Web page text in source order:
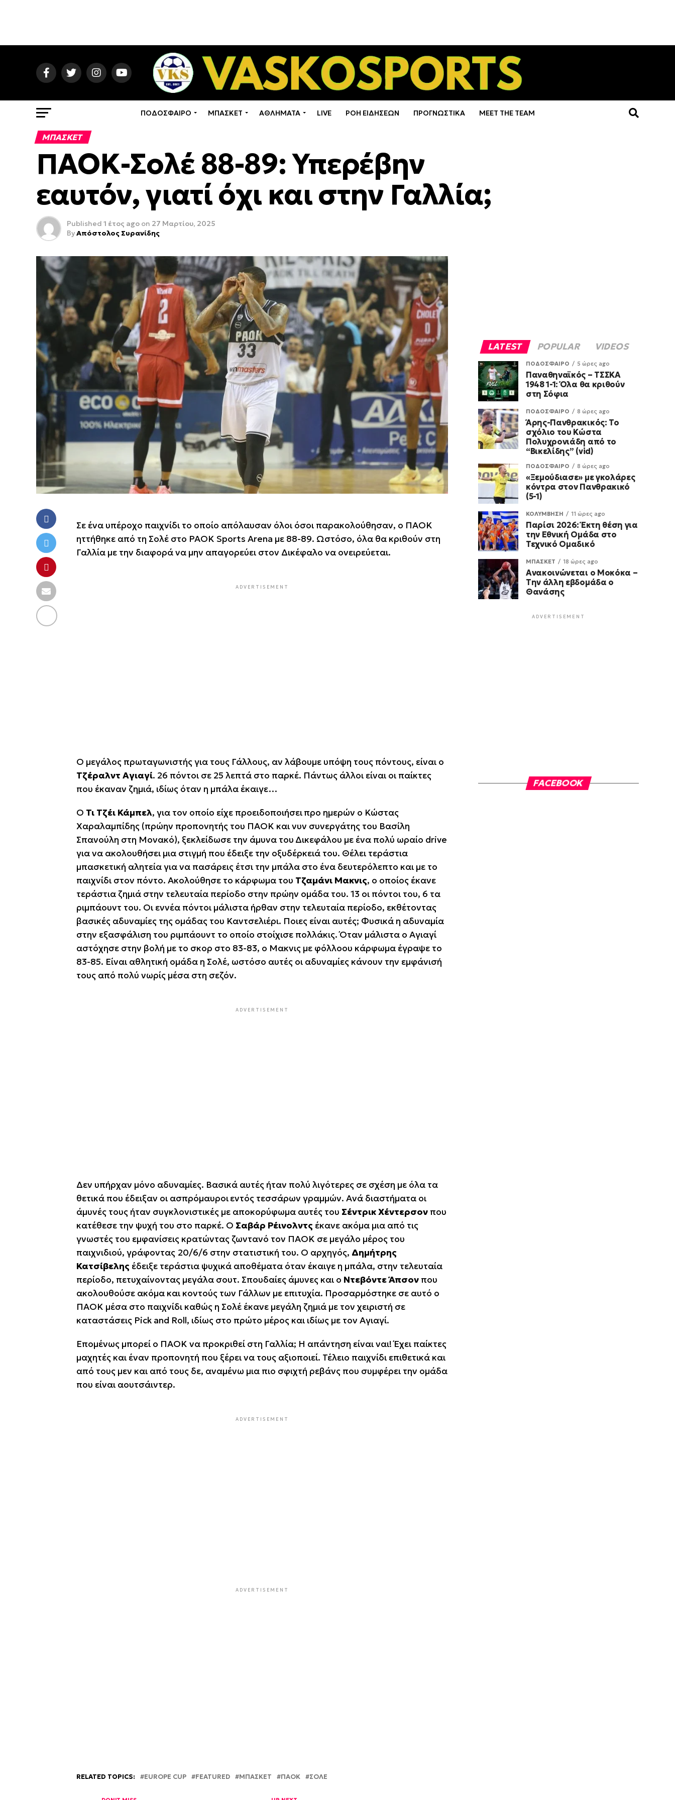
ΠΟΔΟΣΦΑΙΡΟ ΜΠΑΣΚΕΤ ΑΘΛΗΜΑΤΑ LIVE ΡΟΗ ΕΙΔΗΣΕΩΝ ΠΡΟΓΝΩΣΤΙΚΑ MEET THE TEAM
ΜΠΑΣΚΕΤ
ΠΑΟΚ-Σολέ 88-89: Υπερέβην
εαυτόν, γιατί όχι και στην Γαλλία;
Published 1 έτος ago on 27 Μαρτίου, 2025
ByΑπόστολος Συρανίδης
Σε ένα υπέροχο παιχνίδι το οποίο απόλαυσαν όλοι όσοι παρακολούθησαν, ο ΠΑΟΚ
ηττήθηκε από τη Σολέ στο PAOK Sports Arena με 88-89. Ωστόσο, όλα θα κριθούν στη
Γαλλία με την διαφορά να μην απαγορεύει στον Δικέφαλο να ονειρεύεται.
ADVERTISEMENT
Ο μεγάλος πρωταγωνιστής για τους Γάλλους, αν λάβουμε υπόψη τους πόντους, είναι ο
Τζέραλντ Αγιαγί. 26 πόντοι σε 25 λεπτά στο παρκέ. Πάντως άλλοι είναι οι παίκτες
που έκαναν ζημιά, ιδίως όταν η μπάλα έκαιγε…
Ο Τι Τζέι Κάμπελ, για τον οποίο είχε ΄΄προειδοποιήσει΄΄ προ ημερών ο Κώστας
Χαραλαμπίδης (πρώην προπονητής του ΠΑΟΚ και νυν συνεργάτης του Βασίλη
Σπανούλη στη Μονακό), ξεκλείδωσε την άμυνα του ΄΄Δικεφάλου΄΄ με ένα πολύ ωραίο drive
για να ακολουθήσει μια στιγμή που έδειξε την οξυδέρκειά του. Θέλει τεράστια
μπασκετική αλητεία για να πασάρεις έτσι την μπάλα στο ένα δευτερόλεπτο και με το
παιχνίδι στον πόντο. Ακολούθησε το κάρφωμα του Τζαμάνι Μακνις, ο οποίος έκανε
τεράστια ζημιά στην τελευταία περίοδο στην πρώην ομάδα του. 13 οι πόντοι του, 6 τα
ριμπάουντ του. Οι εννέα πόντοι μάλιστα ήρθαν στην τελευταία περίοδο, εκθέτοντας
βασικές αδυναμίες της ομάδας του Καντσελιέρι. Ποιες είναι αυτές; Φυσικά η αδυναμία
στην εξασφάλιση του ριμπάουντ το οποίο στοίχισε πολλάκις. Όταν μάλιστα ο Αγιαγί
αστόχησε στην βολή με το σκορ στο 83-83, ο Μακνις με φόλλοου κάρφωμα έγραψε το
83-85. Είναι αθλητική ομάδα η Σολέ, ωστόσο αυτές οι αδυναμίες κάνουν την εμφάνισή
τους από πολύ νωρίς μέσα στη σεζόν.
ADVERTISEMENT
Δεν υπήρχαν μόνο αδυναμίες. Βασικά αυτές ήταν πολύ λιγότερες σε σχέση με όλα τα
θετικά που έδειξαν οι ΄΄ασπρόμαυροι΄΄ εντός τεσσάρων γραμμών. Ανά διαστήματα οι
άμυνές τους ήταν συγκλονιστικές με αποκορύφωμα αυτές του Σέντρικ Χέντερσον που
κατέθεσε την ψυχή του στο παρκέ. Ο Σαβάρ Ρέινολντς έκανε ακόμα μια από τις
γνωστές του εμφανίσεις κρατώντας ζωντανό τον ΠΑΟΚ σε μεγάλο μέρος του
παιχνιδιού, ΄΄γράφοντας΄΄ 20/6/6 στην στατιστική του. Ο αρχηγός, Δημήτρης
Κατσίβελης έδειξε τεράστια ψυχικά αποθέματα όταν έκαιγε η μπάλα, στην τελευταία
περίοδο, πετυχαίνοντας μεγάλα σουτ. Σπουδαίες άμυνες και ο Ντεβόντε Άπσον που
ακολουθούσε ακόμα και κοντούς των Γάλλων με επιτυχία. Προσαρμόστηκε σε αυτό ο
ΠΑΟΚ μέσα στο παιχνίδι καθώς η Σολέ έκανε μεγάλη ζημιά με τον χειριστή σε
καταστάσεις Pick and Roll, ιδίως στο πρώτο μέρος και ιδίως με τον Αγιαγί.
Επομένως μπορεί ο ΠΑΟΚ να προκριθεί στη Γαλλία; Η απάντηση είναι ναι! Έχει παίκτες
μαχητές και έναν προπονητή που ξέρει να τους αξιοποιεί. Τέλειο παιχνίδι επιθετικά και
από τους μεν και από τους δε, αναμένω μια πιο σφιχτή ρεβάνς που συμφέρει την ομάδα
που είναι αουτσάιντερ.
ADVERTISEMENT
ADVERTISEMENT
RELATED TOPICS: EUROPE CUP FEATURED ΜΠΑΣΚΕΤ ΠΑΟΚ ΣΟΛΈ
LATEST POPULAR VIDEOS
ΠΟΔΟΣΦΑΙΡΟ 5 ώρες ago
Παναθηναϊκός – ΤΣΣΚΑ
1948 1-1: Όλα θα κριθούν
στη Σόφια
ΠΟΔΟΣΦΑΙΡΟ 8 ώρες ago
Άρης-Πανθρακικός: Το
σχόλιο του Κώστα
Πολυχρονιάδη από το
“Βικελίδης” (vid)
ΠΟΔΟΣΦΑΙΡΟ 8 ώρες ago
«Ξεμούδιασε» με γκολάρες
κόντρα στον Πανθρακικό
(5-1)
ΚΟΛΥΜΒΗΣΗ 11 ώρες ago
Παρίσι 2026: Έκτη θέση για
την Εθνική Ομάδα στο
Τεχνικό Ομαδικό
ΜΠΑΣΚΕΤ 18 ώρες ago
Ανακοινώνεται ο Μοκόκα –
Την άλλη εβδομάδα ο
Θανάσης
ADVERTISEMENT
FACEBOOK